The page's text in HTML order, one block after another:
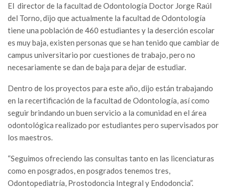
El director de la facultad de Odontología Doctor Jorge Raúl
del Torno, dijo que actualmente la facultad de Odontología
tiene una población de 460 estudiantes y la deserción escolar
es muy baja, existen personas que se han tenido que cambiar de
campus universitario por cuestiones de trabajo, pero no
necesariamente se dan de baja para dejar de estudiar.
Dentro de los proyectos para este año, dijo están trabajando
en la recertificación de la facultad de Odontología, así como
seguir brindando un buen servicio a la comunidad en el área
odontológica realizado por estudiantes pero supervisados por
los maestros.
“Seguimos ofreciendo las consultas tanto en las licenciaturas
como en posgrados, en posgrados tenemos tres,
Odontopediatría, Prostodoncia Integral y Endodoncia”.